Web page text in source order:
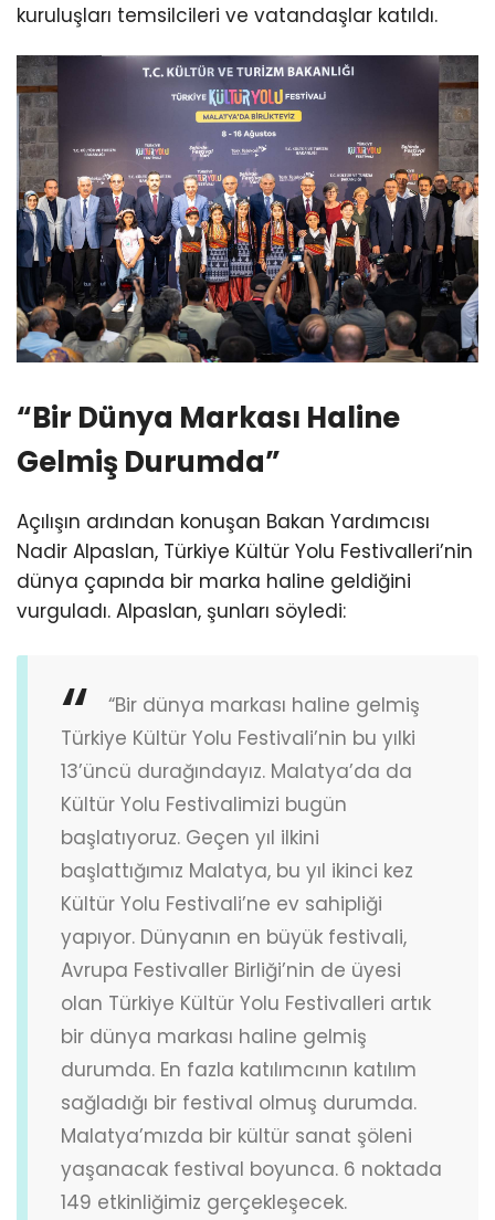
kuruluşları temsilcileri ve vatandaşlar katıldı.
“Bir Dünya Markası Haline
Gelmiş Durumda”
Açılışın ardından konuşan Bakan Yardımcısı
Nadir Alpaslan, Türkiye Kültür Yolu Festivalleri’nin
dünya çapında bir marka haline geldiğini
vurguladı. Alpaslan, şunları söyledi:
“Bir dünya markası haline gelmiş
Türkiye Kültür Yolu Festivali’nin bu yılki
13’üncü durağındayız. Malatya’da da
Kültür Yolu Festivalimizi bugün
başlatıyoruz. Geçen yıl ilkini
başlattığımız Malatya, bu yıl ikinci kez
Kültür Yolu Festivali’ne ev sahipliği
yapıyor. Dünyanın en büyük festivali,
Avrupa Festivaller Birliği’nin de üyesi
olan Türkiye Kültür Yolu Festivalleri artık
bir dünya markası haline gelmiş
durumda. En fazla katılımcının katılım
sağladığı bir festival olmuş durumda.
Malatya’mızda bir kültür sanat şöleni
yaşanacak festival boyunca. 6 noktada
149 etkinliğimiz gerçekleşecek.